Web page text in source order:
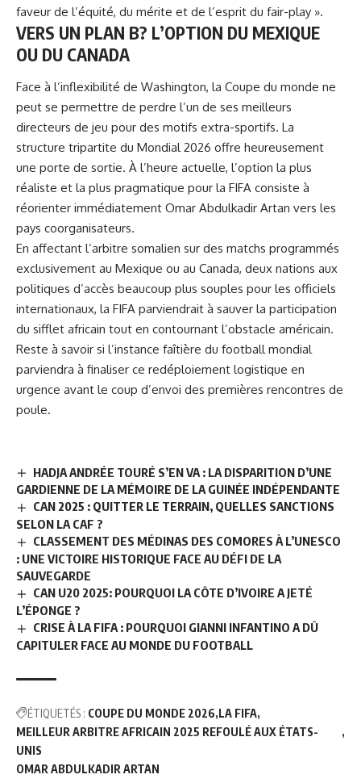
faveur de l’équité, du mérite et de l’esprit du fair-play ».
VERS UN PLAN B? L’OPTION DU MEXIQUE
OU DU CANADA
Face à l’inflexibilité de Washington, la Coupe du monde ne
peut se permettre de perdre l’un de ses meilleurs
directeurs de jeu pour des motifs extra-sportifs. La
structure tripartite du Mondial 2026 offre heureusement
une porte de sortie. À l’heure actuelle, l’option la plus
réaliste et la plus pragmatique pour la FIFA consiste à
réorienter immédiatement Omar Abdulkadir Artan vers les
pays coorganisateurs.
En affectant l’arbitre somalien sur des matchs programmés
exclusivement au Mexique ou au Canada, deux nations aux
politiques d’accès beaucoup plus souples pour les officiels
internationaux, la FIFA parviendrait à sauver la participation
du sifflet africain tout en contournant l’obstacle américain.
Reste à savoir si l’instance faîtière du football mondial
parviendra à finaliser ce redéploiement logistique en
urgence avant le coup d’envoi des premières rencontres de
poule.
HADJA ANDRÉE TOURÉ S’EN VA : LA DISPARITION D’UNE
GARDIENNE DE LA MÉMOIRE DE LA GUINÉE INDÉPENDANTE
CAN 2025 : QUITTER LE TERRAIN, QUELLES SANCTIONS
SELON LA CAF ?
CLASSEMENT DES MÉDINAS DES COMORES À L’UNESCO
: UNE VICTOIRE HISTORIQUE FACE AU DÉFI DE LA
SAUVEGARDE
CAN U20 2025: POURQUOI LA CÔTE D’IVOIRE A JETÉ
L’ÉPONGE ?
CRISE À LA FIFA : POURQUOI GIANNI INFANTINO A DÛ
CAPITULER FACE AU MONDE DU FOOTBALL
ÉTIQUETÉS : COUPE DU MONDE 2026 LA FIFA
MEILLEUR ARBITRE AFRICAIN 2025 REFOULÉ AUX ÉTATS-
UNIS
OMAR ABDULKADIR ARTAN